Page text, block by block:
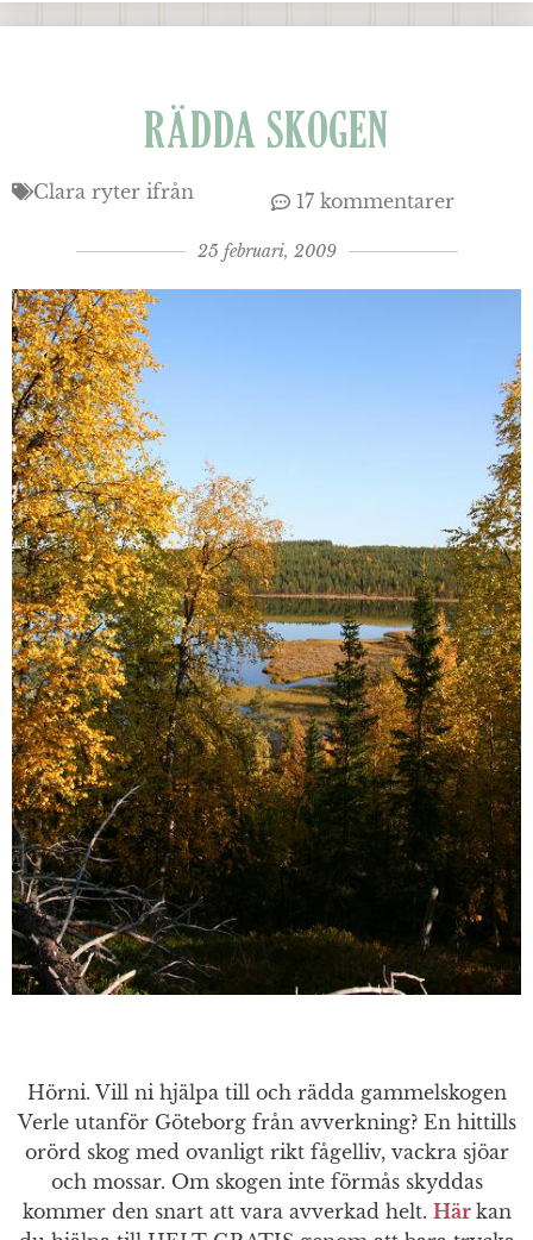
RÄDDA SKOGEN
Clara ryter ifrån 17 kommentarer
25 februari, 2009
Hörni. Vill ni hjälpa till och rädda gammelskogen
Verle utanför Göteborg från avverkning? En hittills
orörd skog med ovanligt rikt fågelliv, vackra sjöar
och mossar. Om skogen inte förmås skyddas
kommer den snart att vara avverkad helt. Här kan